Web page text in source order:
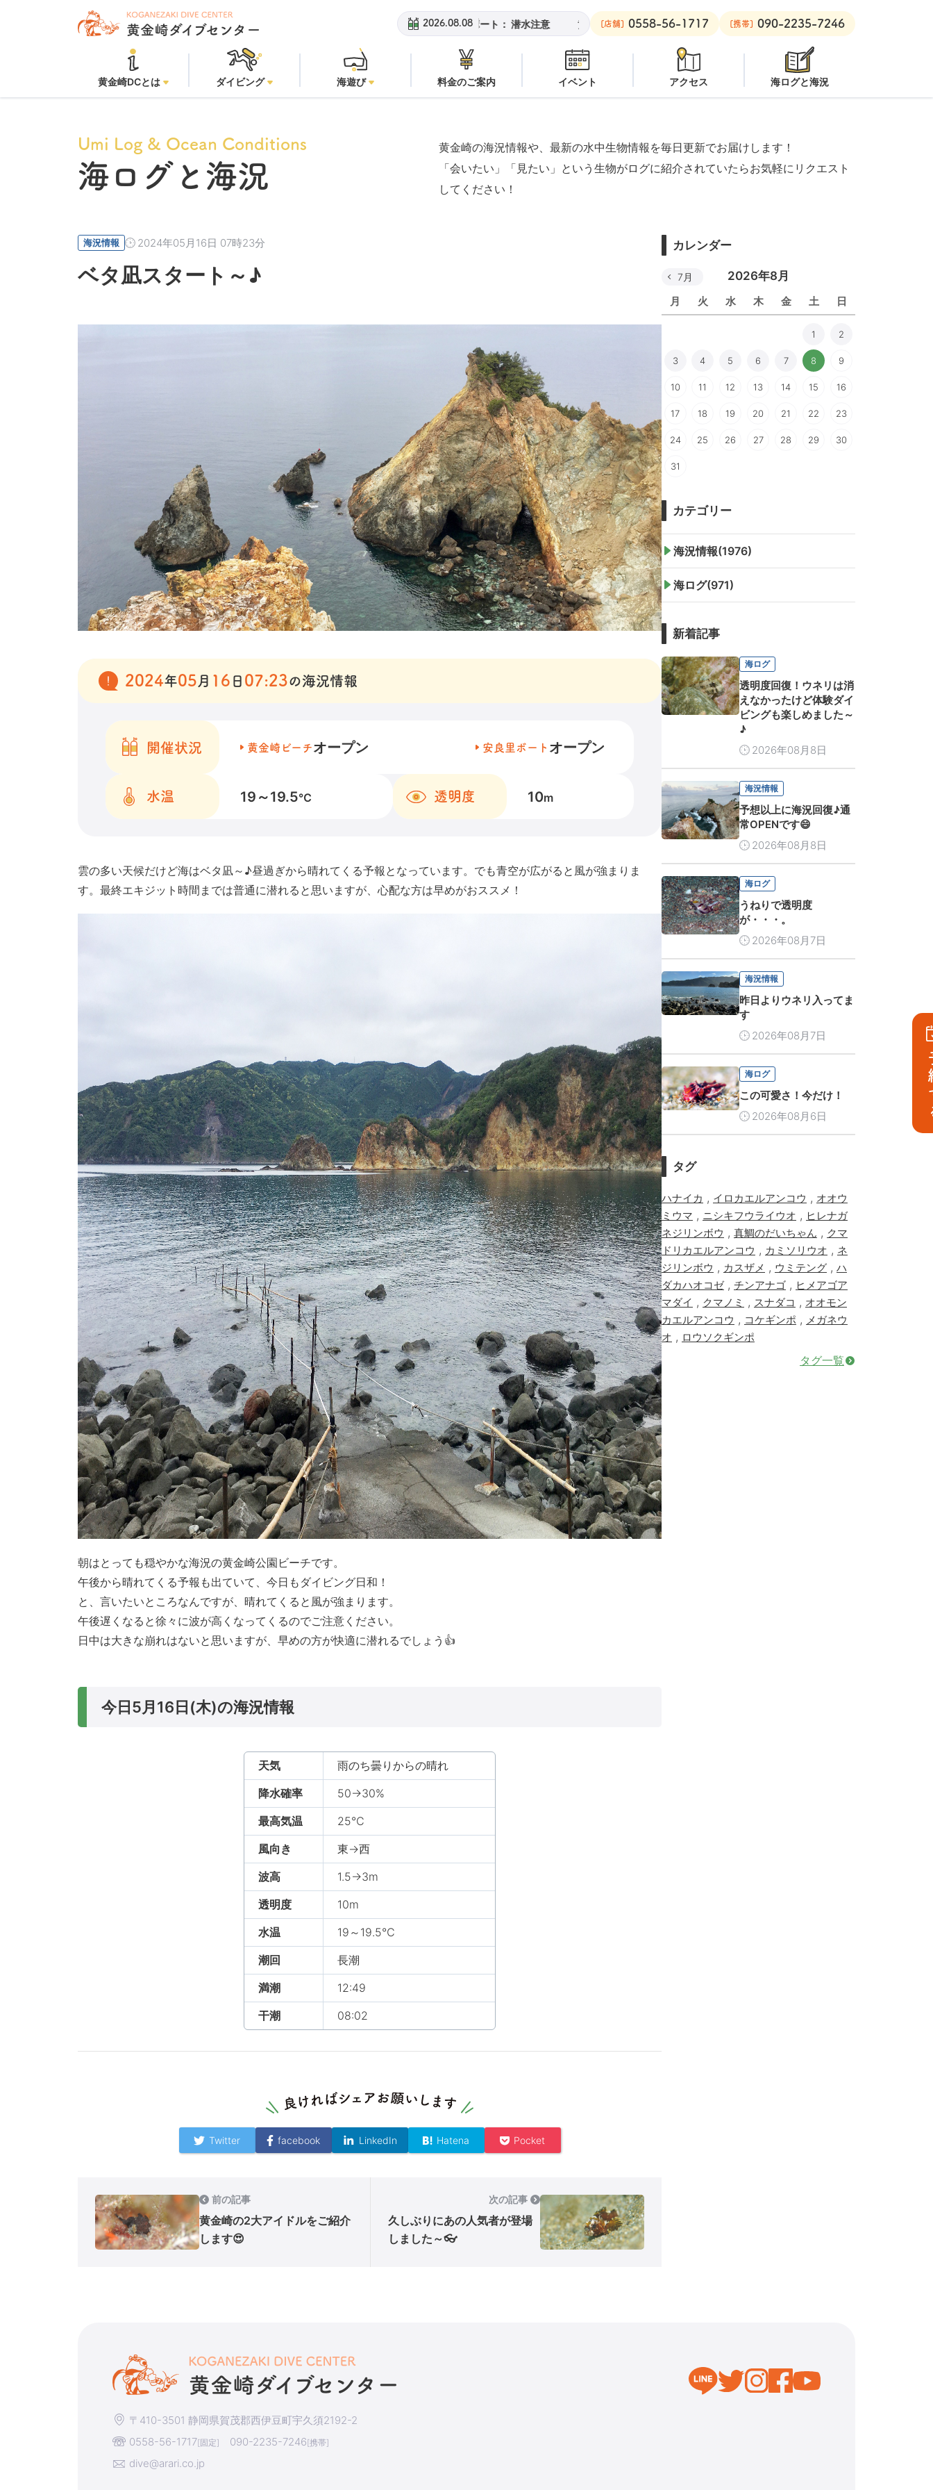
2026.08.08
安良里ボート：潜水注意 黄金崎ビーチ：オープン 安良里ボート： 潜水注意
[店舗] 0558-56-1717 [携帯] 090-2235-7246
黄金崎DCとは ダイビング 海遊び 料金のご案内 イベント アクセス 海ログと海況
Umi Log & Ocean Conditions
海ログと海況
黄金崎の海況情報や、最新の水中生物情報を毎日更新でお届けします！
「会いたい」「見たい」という生物がログに紹介されていたらお気軽にリクエスト
してください！
海況情報 2024年05月16日 07時23分
ベタ凪スタート～♪
2024年05 月 16 日 07:23の海況情報
開催状況 黄金崎ビーチオープン 安良里ボート オープン
水温 19～19.5℃ 透明度 10m
雲の多い天候だけど海はベタ凪～♪昼過ぎから晴れてくる予報となっています。でも青空が広がると風が強まりま
す。最終エキジット時間までは普通に潜れると思いますが、心配な方は早めがおススメ！
朝はとっても穏やかな海況の黄金崎公園ビーチです。
午後から晴れてくる予報も出ていて、今日もダイビング日和！
と、言いたいところなんですが、晴れてくると風が強まります。
午後遅くなると徐々に波が高くなってくるのでご注意ください。
日中は大きな崩れはないと思いますが、早めの方が快適に潜れるでしょう👍
今日5月16日(木)の海況情報
天気
雨のち曇りからの晴れ
降水確率
50→30%
最高気温
25℃
風向き
東→西
波高
1.5→3m
透明度
10m
水温
19～19.5℃
潮回
長潮
満潮
12:49
干潮
08:02
Twitter facebook LinkedIn Hatena Pocket
前の記事
黄金崎の2大アイドルをご紹介
します😍
次の記事
久しぶりにあの人気者が登場
しました～👓
カレンダー
2026年8月
月 火 水 木 金 土 日
7月
1 2
3 4 5 6 7 8 9
10 11 12 13 14 15 16
17 18 19 20 21 22 23
24 25 26 27 28 29 30
31
カテゴリー
海況情報(1976)
海ログ(971)
新着記事
海ログ
透明度回復！ウネリは消
えなかったけど体験ダイ
ビングも楽しめました～
♪
2026年08月8日
海況情報
予想以上に海況回復♪通
常OPENです😄
2026年08月8日
海ログ
うねりで透明度
が・・・。
2026年08月7日
海況情報
昨日よりウネリ入ってま
す
2026年08月7日
海ログ
この可愛さ！今だけ！
2026年08月6日
タグ
ハナイカ , イロカエルアンコウ , オオウ
ミウマ , ニシキフウライウオ , ヒレナガ
ネジリンボウ , 真鯛のだいちゃん , クマ
ドリカエルアンコウ , カミソリウオ , ネ
ジリンボウ , カスザメ , ウミテング , ハ
ダカハオコゼ, チンアナゴ , ヒメアゴア
マダイ , クマノミ , スナダコ , オオモン
カエルアンコウ , コケギンポ , メガネウ
オ , ロウソクギンポ
タグ一覧
〒410-3501 静岡県賀茂郡西伊豆町宇久須2192-2
0558-56-1717[固定] 090-2235-7246[携帯]
dive@arari.co.jp